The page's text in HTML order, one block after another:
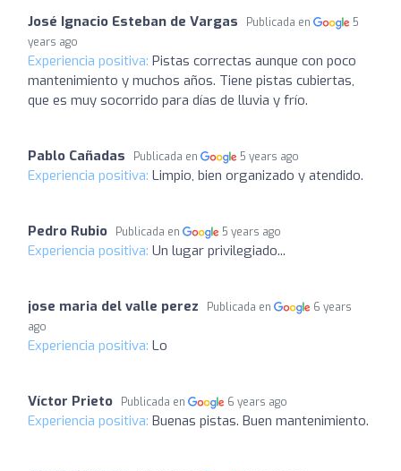
José Ignacio Esteban de Vargas Publicada en
5
years ago
Experiencia positiva: Pistas correctas aunque con poco
mantenimiento y muchos años. Tiene pistas cubiertas,
que es muy socorrido para días de lluvia y frío.
Pablo Cañadas Publicada en 5 years ago
Experiencia positiva: Limpio, bien organizado y atendido.
Pedro Rubio Publicada en 5 years ago
Experiencia positiva: Un lugar privilegiado...
jose maria del valle perez Publicada en
6 years
ago
Experiencia positiva: Lo
Víctor Prieto Publicada en 6 years ago
Experiencia positiva: Buenas pistas. Buen mantenimiento.